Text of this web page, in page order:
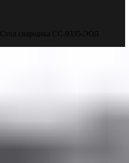
Стол сварщика СС-9335-ЭОЛ